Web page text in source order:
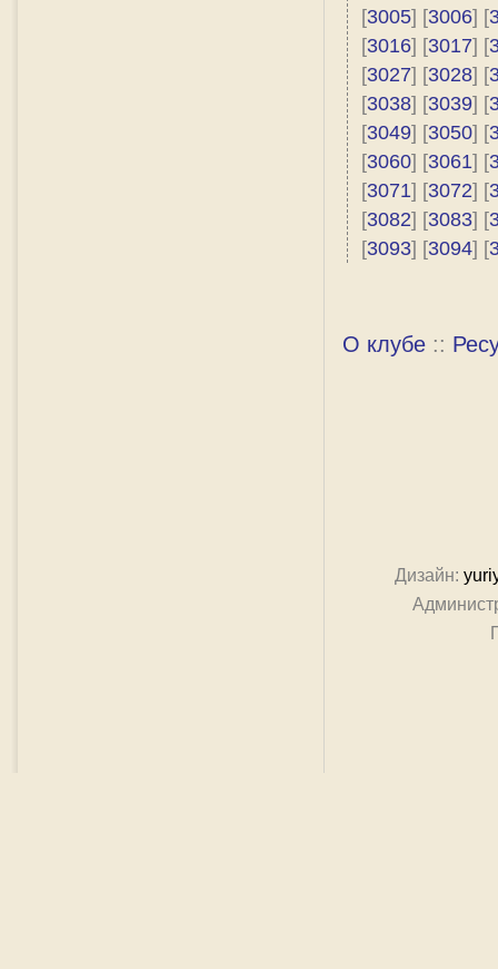
[3005] [3006] [
[3016] [3017] [
[3027] [3028] [
[3038] [3039] [
[3049] [3050] [
[3060] [3061] [
[3071] [3072] [
[3082] [3083] [
[3093] [3094] [
О клубе ::
Дизайн: